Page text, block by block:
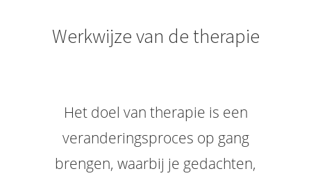
Werkwijze van de therapie
Het doel van therapie is een
veranderingsproces op gang
brengen, waarbij je gedachten,